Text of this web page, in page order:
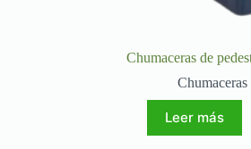
Chumaceras de
Chumaceras
Leer más